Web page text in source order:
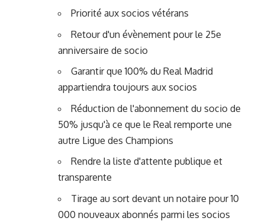
Priorité aux socios vétérans
Retour d'un évènement pour le 25e
anniversaire de socio
Garantir que 100% du Real Madrid
appartiendra toujours aux socios
Réduction de l'abonnement du socio de
50% jusqu'à ce que le Real remporte une
autre Ligue des Champions
Rendre la liste d'attente publique et
transparente
Tirage au sort devant un notaire pour 10
000 nouveaux abonnés parmi les socios